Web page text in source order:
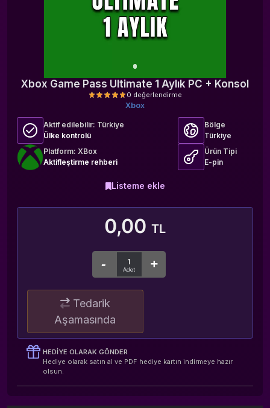
Xbox Game Pass Ultimate 1 Aylık PC + Konsol
0 değerlendirme
Xbox
Aktif edilebilir: Türkiye
Ülke kontrolü
Bölge
Türkiye
Platform: XBox
Aktifleştirme rehberi
Ürün Tipi
E-pin
Listeme ekle
0,00 TL
Tedarik
Aşamasında
HEDIYE OLARAK GÖNDER
Hediye olarak satın al ve PDF hediye kartın indirmeye hazır
olsun.